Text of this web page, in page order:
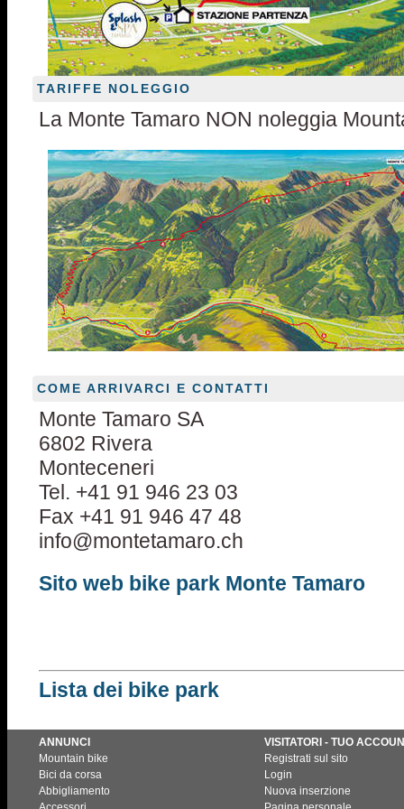
TARIFFE NOLEGGIO
La Monte Tamaro NON noleggia
COME ARRIVARCI E CONTATTI
Monte Tamaro SA
6802 Rivera
Monteceneri
Tel. +41 91 946 23 03
Fax +41 91 946 47 48
info@montetamaro.ch
Sito web bike park Monte Tamaro
Lista dei bike park
ANNUNCI
Mountain bike
Bici da corsa
Abbigliamento
VISITATORI - TUO
Registrati sul sito
Login
Nuova inserzione